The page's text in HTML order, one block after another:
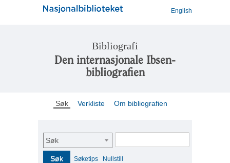
English
Bibliografi
Den internasjonale Ibsen-
bibliografien
Søk Verkliste Om bibliografien
Søk
Søk Søketips Nullstill